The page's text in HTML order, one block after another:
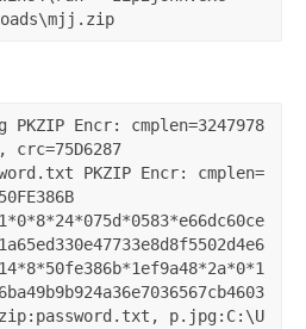
Encr: cmplen=3247978
crc=75D6287
PKZIP Encr: cmplen=
p.jpg:C:\U